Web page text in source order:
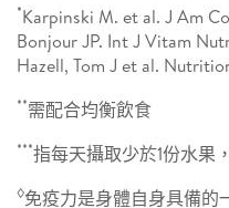
*Karpinski M. et al. J Am
Bonjour JP. Int J Vitam
Hazell, Tom J et al.
**需配合均衡飲食
***指每天攝取少於1份水果
◊免疫力是身體自身具備的